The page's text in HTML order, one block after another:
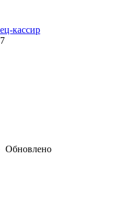
кассир
Обновлено